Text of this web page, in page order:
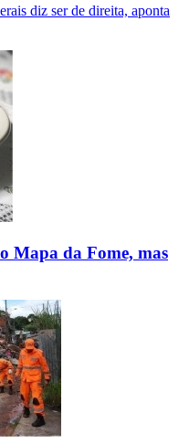
diz ser de direita, aponta
Mapa da Fome, mas